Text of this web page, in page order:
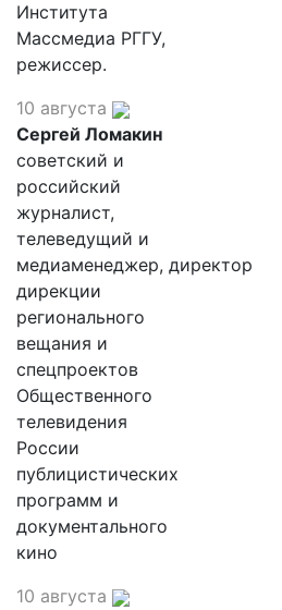
Института
Массмедиа РГГУ,
режиссер.
10 августа
Сергей Ломакин
советский и
российский
журналист,
телеведущий и
медиаменеджер, директор
дирекции
регионального
вещания и
спецпроектов
Общественного
телевидения
России
публицистических
программ и
документального
кино
10 августа